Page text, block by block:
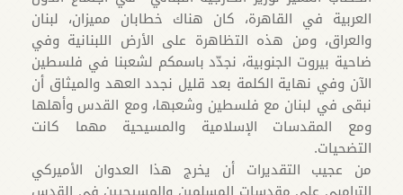
العربية في القاهرة، كان هناك خطابان مميزان، لبنان
والعراق، ومن هذه التظاهرة على الأرض اللبنانية وفي
ضاحية بيروت الجنوبية، نجدّد باسمكم لشعبنا في فلسطين
الآن وفي نهاية الكلمة بعد قليل نجدد العهد والميثاق أن
نبقى في لبنان مع فلسطين وشعبها، ومع القدس وأهلها
ومع المقدسات الإسلامية والمسيحية مهما كانت
التضحيات.
من عجيب التقديرات أن يخرج هذا العدوان الأميركي